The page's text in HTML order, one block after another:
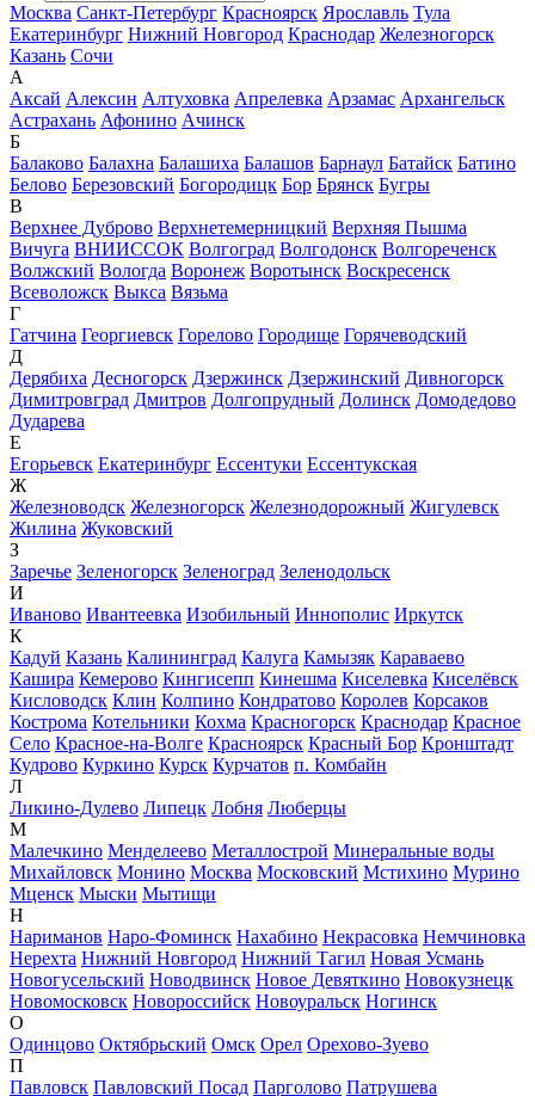
Москва Санкт-Петербург Красноярск Ярославль Тула
Екатеринбург Нижний Новгород Краснодар Железногорск
Казань Сочи
А
Аксай Алексин Алтуховка Апрелевка Арзамас Архангельск
Астрахань Афонино Ачинск
Б
Балаково Балахна Балашиха Балашов Барнаул Батайск Батино
Белово Березовский Богородицк Бор Брянск Бугры
В
Верхнее Дуброво Верхнетемерницкий Верхняя Пышма
Вичуга ВНИИССОК Волгоград Волгодонск Волгореченск
Волжский Вологда Воронеж Воротынск Воскресенск
Всеволожск Выкса Вязьма
Г
Гатчина Георгиевск Горелово Городище Горячеводский
Д
Дерябиха Десногорск Дзержинск Дзержинский Дивногорск
Димитровград Дмитров Долгопрудный Долинск Домодедово
Дударева
Е
Егорьевск Екатеринбург Ессентуки Ессентукская
Ж
Железноводск Железногорск Железнодорожный Жигулевск
Жилина Жуковский
З
Заречье Зеленогорск Зеленоград Зеленодольск
И
Иваново Ивантеевка Изобильный Иннополис Иркутск
К
Кадуй Казань Калининград Калуга Камызяк Караваево
Кашира Кемерово Кингисепп Кинешма Киселевка Киселёвск
Кисловодск Клин Колпино Кондратово Королев Корсаков
Кострома Котельники Кохма Красногорск Краснодар Красное
Село Красное-на-Волге Красноярск Красный Бор Кронштадт
Кудрово Куркино Курск Курчатов п. Комбайн
Л
Ликино-Дулево Липецк Лобня Люберцы
М
Малечкино Менделеево Металлострой Минеральные воды
Михайловск Монино Москва Московский Мстихино Мурино
Мценск Мыски Мытищи
Н
Нариманов Наро-Фоминск Нахабино Некрасовка Немчиновка
Нерехта Нижний Новгород Нижний Тагил Новая Усмань
Новогусельский Новодвинск Новое Девяткино Новокузнецк
Новомосковск Новороссийск Новоуральск Ногинск
О
Одинцово Октябрьский Омск Орел Орехово-Зуево
П
Павловск Павловский Посад Парголово Патрушева